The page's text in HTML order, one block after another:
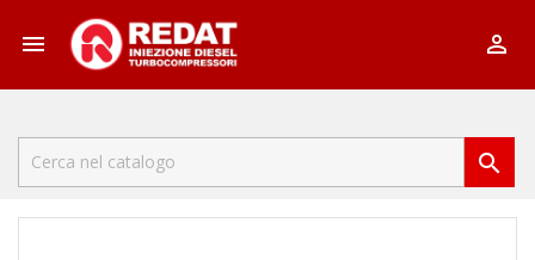
 
